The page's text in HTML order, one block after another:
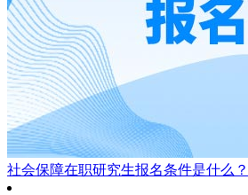
社会保障在职研究生报名条件是什么？